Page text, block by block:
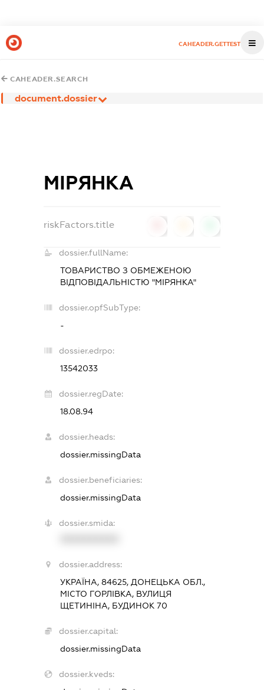
CAHEADER.GETTEST
CAHEADER.SEARCH
document.dossier
МІРЯНКА
riskFactors.title
dossier.fullName:
ТОВАРИСТВО З ОБМЕЖЕНОЮ
ВІДПОВІДАЛЬНІСТЮ "МІРЯНКА"
dossier.opfSubType:
-
dossier.edrpo:
13542033
dossier.regDate:
18.08.94
dossier.heads:
dossier.missingData
dossier.beneficiaries:
dossier.missingData
dossier.smida:
dossier.address:
УКРАЇНА, 84625, ДОНЕЦЬКА ОБЛ.,
МІСТО ГОРЛІВКА, ВУЛИЦЯ
ЩЕТИНІНА, БУДИНОК 70
dossier.capital:
dossier.missingData
dossier.kveds: